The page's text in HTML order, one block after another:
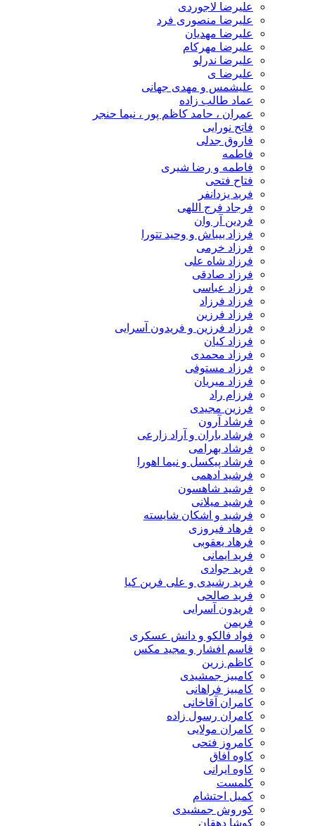
علیرضا لاجوردی
علیرضا منصوری فرد
علیرضا مهدیان
علیرضا مهرکام
علیرضا ندرلو
علیرضا ی
علیشمس و مهدی جهانی
عماد طالب زاده
عمران ، حامد کاظم پور ، نیما حنجر
فاتح نورایی
فاروق جدلی
فاطمه
فاطمه و رضا شیری
فتاح فتحی
فربد یزدانفر
فرجاد فرج اللهی
فردین آر وان
فرزاد بیباش و وحید تتورا
فرزاد خرمی
فرزاد شاه علی
فرزاد صادقی
فرزاد عباسی
فرزاد فرزاد
فرزاد فرزین
فرزاد فرزین و فریدون آسرایی
فرزاد کیان
فرزاد محمدی
فرزاد مستوفی
فرزاد میریان
فرزام راد
فرزین مجیدی
فرشاد آرون
فرشاد باران و آراد زارعی
فرشاد بهرامی
فرشاد پیکسل و نیما اهورا
فرشید ادهمی
فرشید شاهسون
فرشید میلانی
فرشید و اشکان شایسته
فرهاد فیروزی
فرهاد یعقوبی
فرید ایمانی
فرید جوادی
فرید رشیدی و علی فرین کیا
فرید صالحی
فریدون آسرایی
فریمن
فواد فالکو و دانش عسکری
قاسم افشار و مجید مکس
کاظم زرین
کامبیز جمشیدی
کامبیز فراهانی
کامران آقاخانی
کامران رسول زاده
کامران مولایی
کامروز فتحی
کاوه آفاق
کاوه ایرانی
کلمست
کمیل احتشام
کوروش جمشیدی
کوشا دهقان